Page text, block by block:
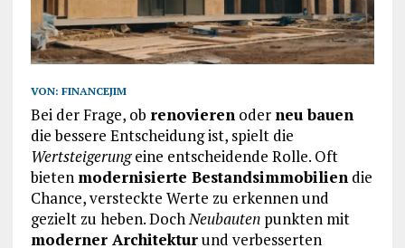
VON: FINANCEJIM
Bei der Frage, ob renovierenoder neu bauen
die bessere Entscheidung ist, spielt die
Wertsteigerungeine entscheidende Rolle. Oft
bieten modernisierte Bestandsimmobiliendie
Chance, versteckte Werte zu erkennen und
gezielt zu heben. DochNeubautenpunkten mit
moderner Architekturund verbesserten